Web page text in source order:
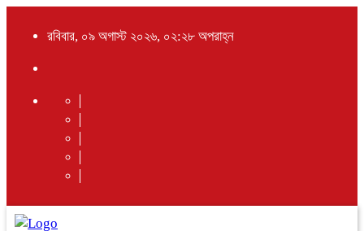
রবিবার, ০৯ অগাস্ট ২০২৬, ০২:২৮ অপরাহ্ন